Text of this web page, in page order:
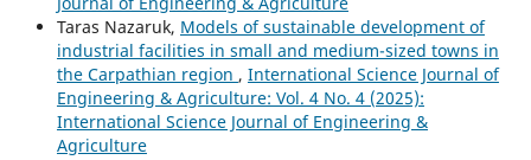
Taras Nazaruk, Models of sustainable development of
industrial facilities in small and medium-sized towns in
the Carpathian region , International Science Journal of
Engineering & Agriculture: Vol. 4 No. 4 (2025):
International Science Journal of Engineering &
Agriculture